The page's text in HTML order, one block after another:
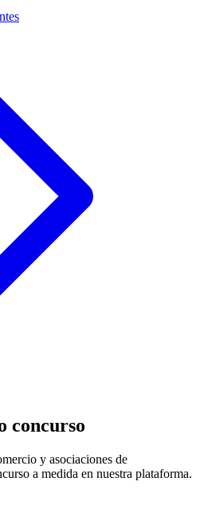
concurso
y asociaciones de
a medida en nuestra plataforma.